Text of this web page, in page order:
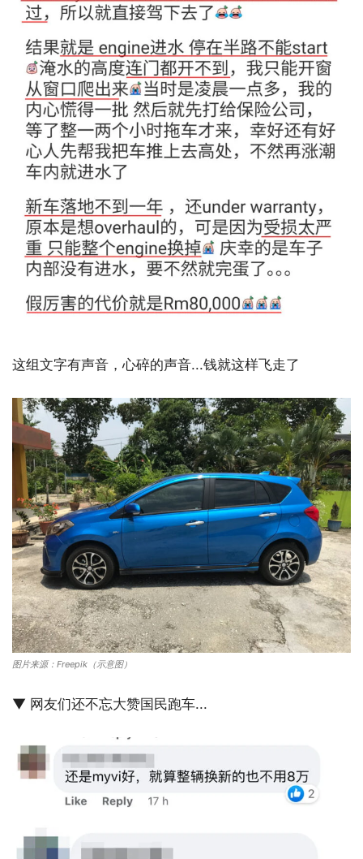
这组文字有声音，心碎的声音...钱就这样飞走了
图片来源：Freepik（示意图）
▼ 网友们还不忘大赞国民跑车...